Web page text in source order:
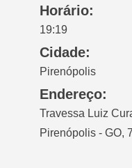
Horário:
19:19
Cidade:
Pirenópolis
Endereço:
Travessa Luiz
Pirenópolis - GO,